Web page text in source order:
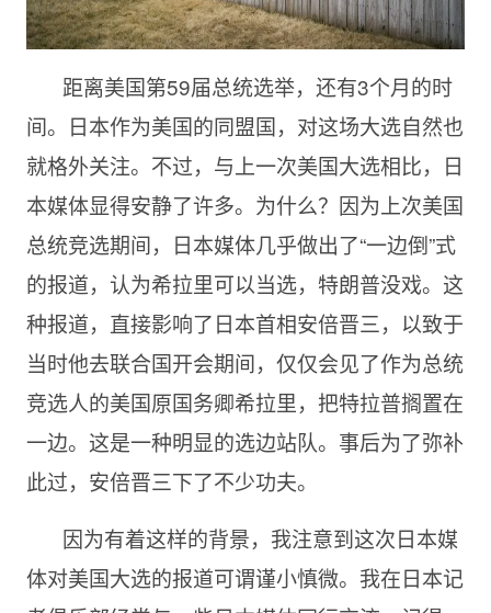
距离美国第59届总统选举，还有3个月的时
间。日本作为美国的同盟国，对这场大选自然也
就格外关注。不过，与上一次美国大选相比，日
本媒体显得安静了许多。为什么？因为上次美国
总统竞选期间，日本媒体几乎做出了“一边倒”式
的报道，认为希拉里可以当选，特朗普没戏。这
种报道，直接影响了日本首相安倍晋三，以致于
当时他去联合国开会期间，仅仅会见了作为总统
竞选人的美国原国务卿希拉里，把特拉普搁置在
一边。这是一种明显的选边站队。事后为了弥补
此过，安倍晋三下了不少功夫。
因为有着这样的背景，我注意到这次日本媒
体对美国大选的报道可谓谨小慎微。我在日本记